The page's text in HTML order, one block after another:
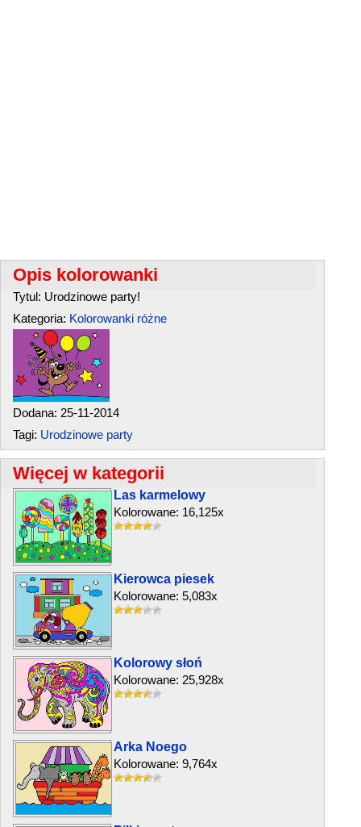
Opis kolorowanki
Tytul: Urodzinowe party!
Kategoria: Kolorowanki różne
Dodana: 25-11-2014
Tagi: Urodzinowe party
Więcej w kategorii
Las karmelowy
Kolorowane: 16,125x
Kierowca piesek
Kolorowane: 5,083x
Kolorowy słoń
Kolorowane: 25,928x
Arka Noego
Kolorowane: 9,764x